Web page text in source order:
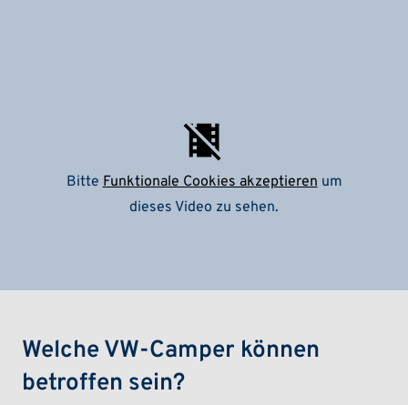
BitteFunktionale Cookies akzeptierenum
dieses Video zu sehen.
Welche VW-Camper können
betroffen sein?